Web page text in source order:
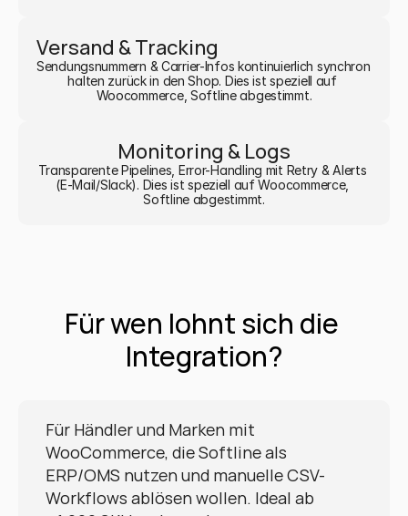
Versand & Tracking
Sendungsnummern & Carrier-Infos kontinuierlich synchron
halten zurück in den Shop. Dies ist speziell auf
Woocommerce, Softline abgestimmt.
Monitoring & Logs
Transparente Pipelines, Error-Handling mit Retry & Alerts
(E-Mail/Slack). Dies ist speziell auf Woocommerce,
Softline abgestimmt.
Für wen lohnt sich die
Integration?
Für Händler und Marken mit
WooCommerce, die Softline als
ERP/OMS nutzen und manuelle CSV-
Workflows ablösen wollen. Ideal ab